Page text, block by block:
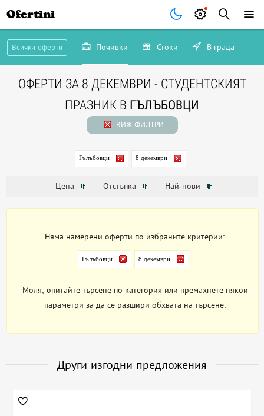
Ofertini
Всички оферти Почивки Стоки В града
ОФЕРТИ ЗА 8 ДЕКЕМВРИ - СТУДЕНТСКИЯТ
ПРАЗНИК В ГЪЛЪБОВЦИ
ВИЖ ФИЛТРИ
Гълъбовци 8 декември
Цена Отстъпка Най-нови
Няма намерени оферти по избраните критерии:
Гълъбовци 8 декември
Моля, опитайте търсене по категория или премахнете някои
параметри за да се разшири обхвата на търсене.
Други изгодни предложения